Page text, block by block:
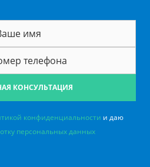
КОНСУЛЬТАЦИЯ
конфиденциальности и даю
персональных данных